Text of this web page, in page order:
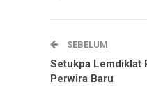
SEBELUM
Setukpa Lemdiklat
Perwira Baru